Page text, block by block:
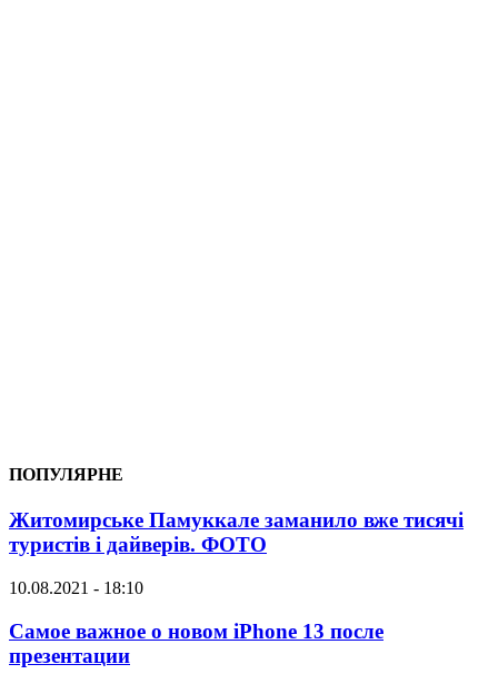
ПОПУЛЯРНЕ
Житомирське Памуккале заманило вже тисячі
туристів і дайверів. ФОТО
10.08.2021 - 18:10
Самое важное о новом iPhone 13 после
презентации